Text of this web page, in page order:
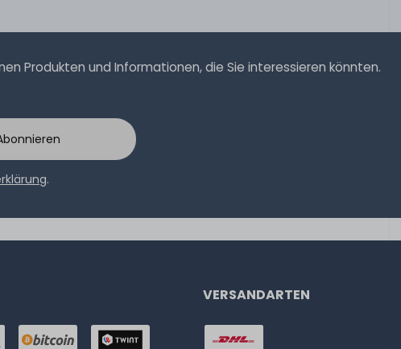
Produkten und Informationen, die Sie interessieren könnten.
.
VERSANDARTEN